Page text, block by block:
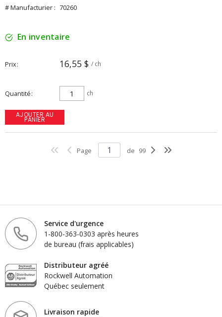
# Manufacturier : 70260
En inventaire
Prix 16,55 $ / ch
Quantité ch
AJOUTER AU
PANIER
Page de 99
Service d'urgence
1-800-363-0303 après heures
de bureau (frais applicables)
Distributeur agréé
Rockwell Automation
Québec seulement
Livraison rapide